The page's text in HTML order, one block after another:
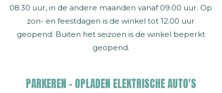
08.30 uur, in de andere maanden vanaf 09.00 uur. Op
zon- en feestdagen is de winkel tot 12.00 uur
geopend. Buiten het seizoen is de winkel beperkt
geopend.
PARKEREN - OPLADEN ELEKTRISCHE AUTO'S